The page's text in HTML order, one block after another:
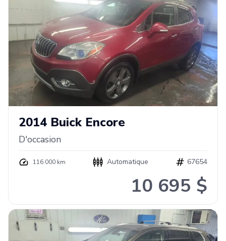
2014 Buick Encore
D'occasion
116 000 km Automatique 67654
10 695 $